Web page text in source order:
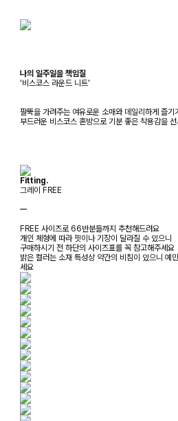
나의 일주일을 책임질
'비스코스 라운드 니트'
팔뚝을 가려주는 여유로운 소매와 데일리하게 즐기
부드러운 비스코스 혼방으로 기분 좋은 착용감을
Fitting.
그레이 FREE
ㅡ
FREE 사이즈로 66반분들까지 추천해드려요
개인 체형에 따라 핏이나 기장이 달라질 수 있으니
구매하시기 전 하단의 사이즈표를 꼭 참고해주세요
밝은 컬러는 소재 특성상 약간의 비침이 있으니 예
세요